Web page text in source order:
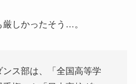
しかったそう…。
ス部は、「全国高等学